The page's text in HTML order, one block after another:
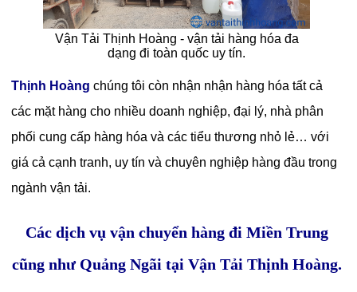
Vận Tải Thịnh Hoàng - vận tải hàng hóa đa
dạng đi toàn quốc uy tín.
Thịnh Hoàng chúng tôi còn nhận nhận hàng hóa tất cả
các mặt hàng cho nhiều doanh nghiệp, đại lý, nhà phân
phối cung cấp hàng hóa và các tiểu thương nhỏ lẻ… với
giá cả cạnh tranh, uy tín và chuyên nghiệp hàng đầu trong
ngành vận tải.
Các dịch vụ vận chuyển hàng đi Miền Trung
cũng như Quảng Ngãi tại Vận Tải Thịnh Hoàng.